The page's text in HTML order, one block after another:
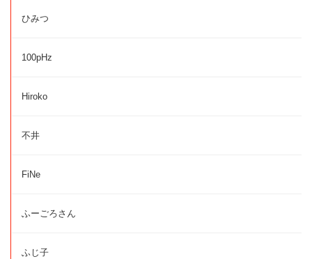
ひみつ
100pHz
Hiroko
不井
FiNe
ふーごろさん
ふじ子